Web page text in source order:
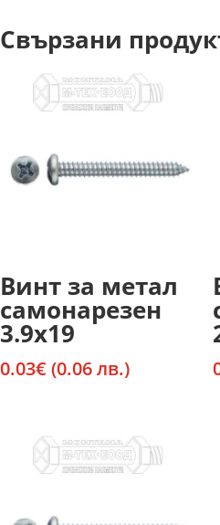
Свързани
Винт за метал
самонарезен
3.9х19
0.03€ (0.06 лв.)